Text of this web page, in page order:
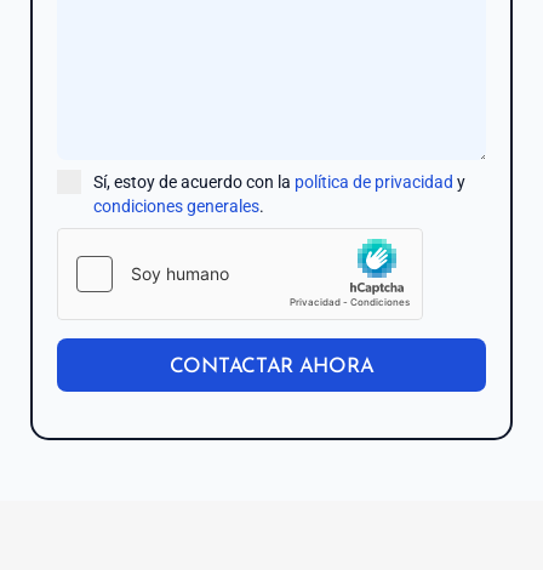
Sí, estoy de acuerdo con la política de privacidad y
condiciones generales.
CONTACTAR AHORA